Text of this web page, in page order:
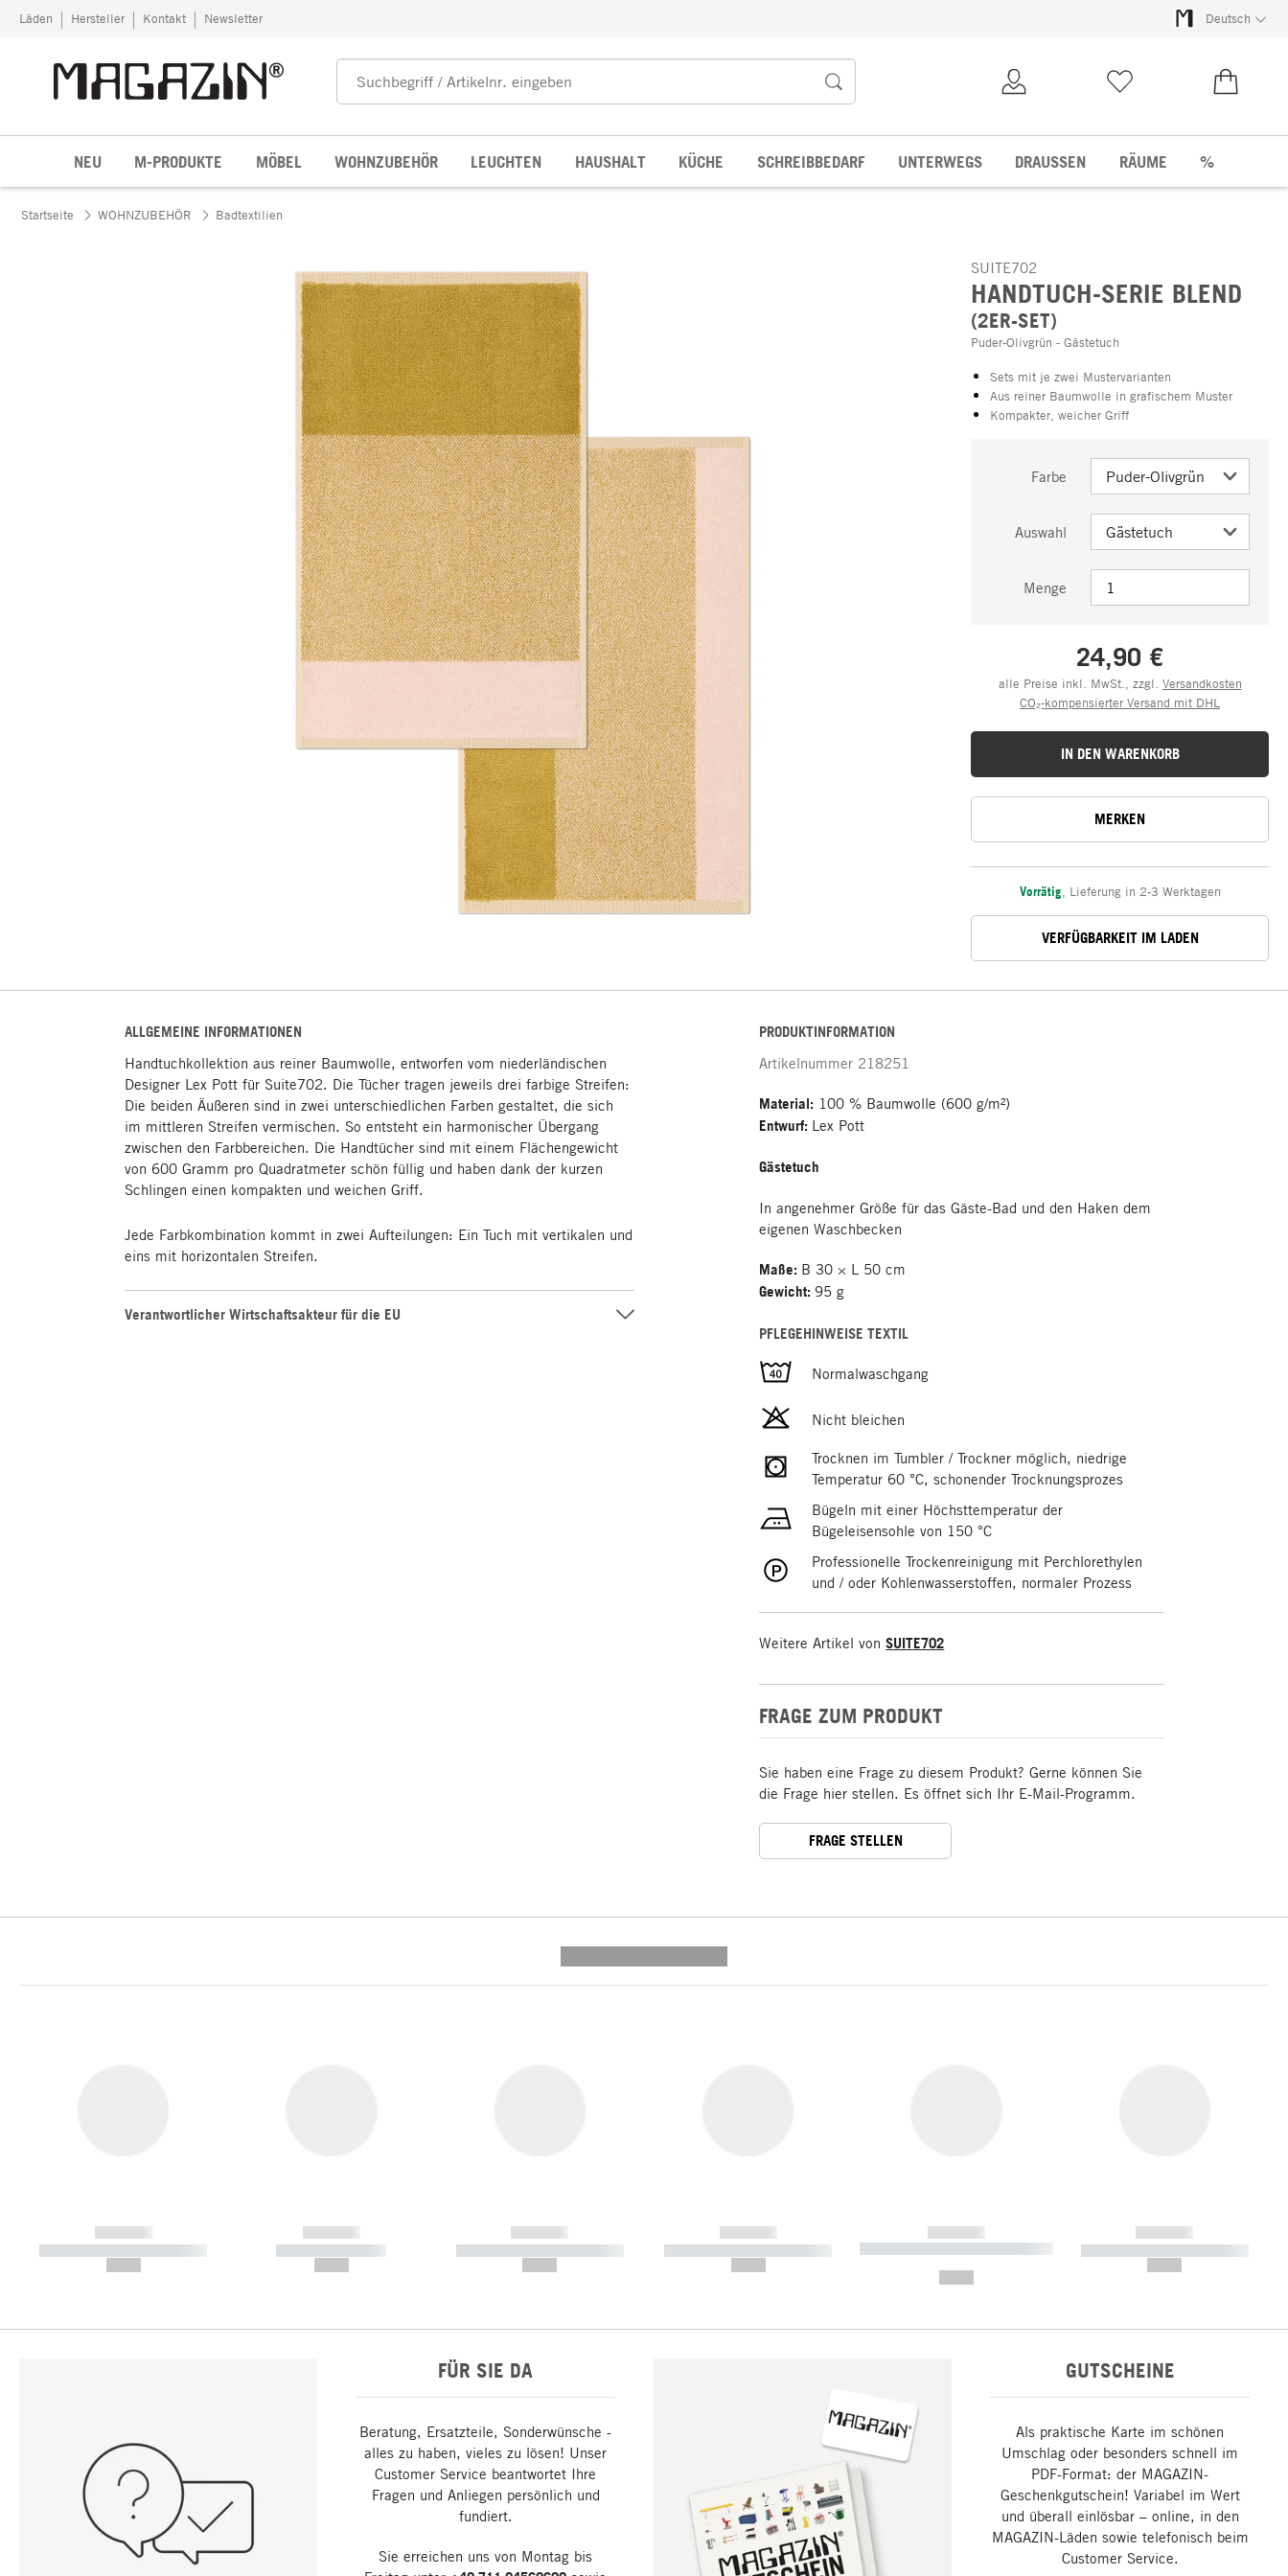
Zum Inhalt springen
Läden Hersteller Kontakt Newsletter Deutsch
NEU M-PRODUKTE MÖBEL WOHNZUBEHÖR LEUCHTEN HAUSHALT KÜCHE SCHREIBBEDARF UNTERWEGS DRAUSSEN RÄUME %
Startseite WOHNZUBEHÖR Badtextilien
SUITE702
HANDTUCH-SERIE BLEND
(2ER-SET)
Puder-Olivgrün - Gästetuch
Sets mit je zwei Mustervarianten
Aus reiner Baumwolle in grafischem Muster
Kompakter, weicher Griff
Farbe
Auswahl
Menge
24,90 €
alle Preise inkl. MwSt., zzgl. Versandkosten
CO₂-kompensierter Versand mit DHL
IN DEN WARENKORB
MERKEN
Vorrätig, Lieferung in 2-3 Werktagen
VERFÜGBARKEIT IM LADEN
ALLGEMEINE INFORMATIONEN
Handtuchkollektion aus reiner Baumwolle, entworfen vom niederländischen
Designer Lex Pott für Suite702. Die Tücher tragen jeweils drei farbige Streifen:
Die beiden Äußeren sind in zwei unterschiedlichen Farben gestaltet, die sich
im mittleren Streifen vermischen. So entsteht ein harmonischer Übergang
zwischen den Farbbereichen. Die Handtücher sind mit einem Flächengewicht
von 600 Gramm pro Quadratmeter schön füllig und haben dank der kurzen
Schlingen einen kompakten und weichen Griff.
Jede Farbkombination kommt in zwei Aufteilungen: Ein Tuch mit vertikalen und
eins mit horizontalen Streifen.
Verantwortlicher Wirtschaftsakteur für die EU
PRODUKTINFORMATION
Artikelnummer 218251
Material: 100 % Baumwolle (600 g/m²)
Entwurf: Lex Pott
Gästetuch
In angenehmer Größe für das Gäste-Bad und den Haken dem
eigenen Waschbecken
Maße: B 30 × L 50 cm
Gewicht: 95 g
PFLEGEHINWEISE TEXTIL
Normalwaschgang
Nicht bleichen
Trocknen im Tumbler / Trockner möglich, niedrige
Temperatur 60 °C, schonender Trocknungsprozes
Bügeln mit einer Höchsttemperatur der
Bügeleisensohle von 150 °C
Professionelle Trockenreinigung mit Perchlorethylen
und / oder Kohlenwasserstoffen, normaler Prozess
Weitere Artikel von SUITE702
FRAGE ZUM PRODUKT
Sie haben eine Frage zu diesem Produkt? Gerne können Sie
die Frage hier stellen. Es öffnet sich Ihr E-Mail-Programm.
FRAGE STELLEN
------------
----------- ----------- -----------
------------
----------- -----------
------------
----------- ----------- -----------
------------
----------- ----------- -----------
------------
----------- ----------- ----------- ----
------------
----------- ----------- -----------
FÜR SIE DA
Beratung, Ersatzteile, Sonderwünsche -
alles zu haben, vieles zu lösen! Unser
Customer Service beantwortet Ihre
Fragen und Anliegen persönlich und
fundiert.
Sie erreichen uns von Montag bis
GUTSCHEINE
Als praktische Karte im schönen
Umschlag oder besonders schnell im
PDF-Format: der MAGAZIN-
Geschenkgutschein! Variabel im Wert
und überall einlösbar – online, in den
MAGAZIN-Läden sowie telefonisch beim
Customer Service.